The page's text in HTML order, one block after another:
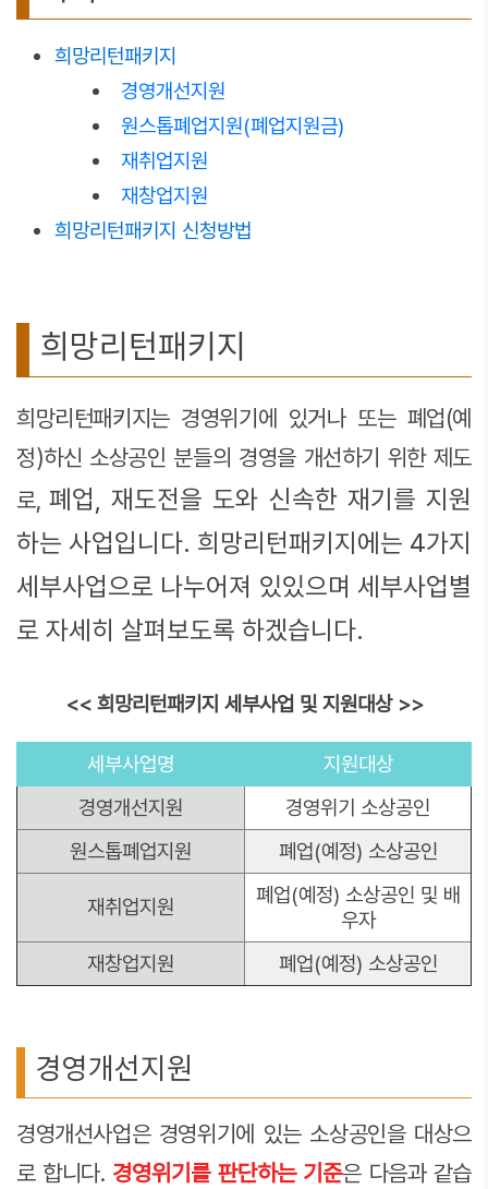
희망리턴패키지
경영개선지원
원스톱폐업지원(폐업지원금)
재취업지원
재창업지원
희망리턴패키지 신청방법
희망리턴패키지
희망리턴패키지는 경영위기에 있거나 또는 폐업(예
정)하신 소상공인 분들의 경영을 개선하기 위한 제도
로, 폐업, 재도전을 도와 신속한 재기를 지원
하는 사업입니다. 희망리턴패키지에는 4가지
세부사업으로 나누어져 있있으며 세부사업별
로 자세히 살펴보도록 하겠습니다.
<< 희망리턴패키지 세부사업 및 지원대상 >>
세부사업명
지원대상
경영개선지원
경영위기 소상공인
원스톱폐업지원
폐업(예정) 소상공인
재취업지원
폐업(예정) 소상공인 및 배
우자
재창업지원
폐업(예정) 소상공인
경영개선지원
경영개선사업은 경영위기에 있는 소상공인을 대상으
로 합니다. 경영위기를 판단하는 기준은 다음과 같습